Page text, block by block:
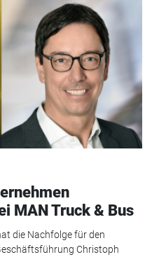
MAN Truck & Bus
die Nachfolge für den
Christoph